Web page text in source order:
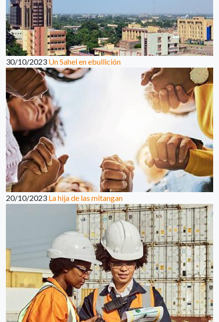
30/10/2023 Un Sahel en ebullición
20/10/2023 La hija de las mitangan